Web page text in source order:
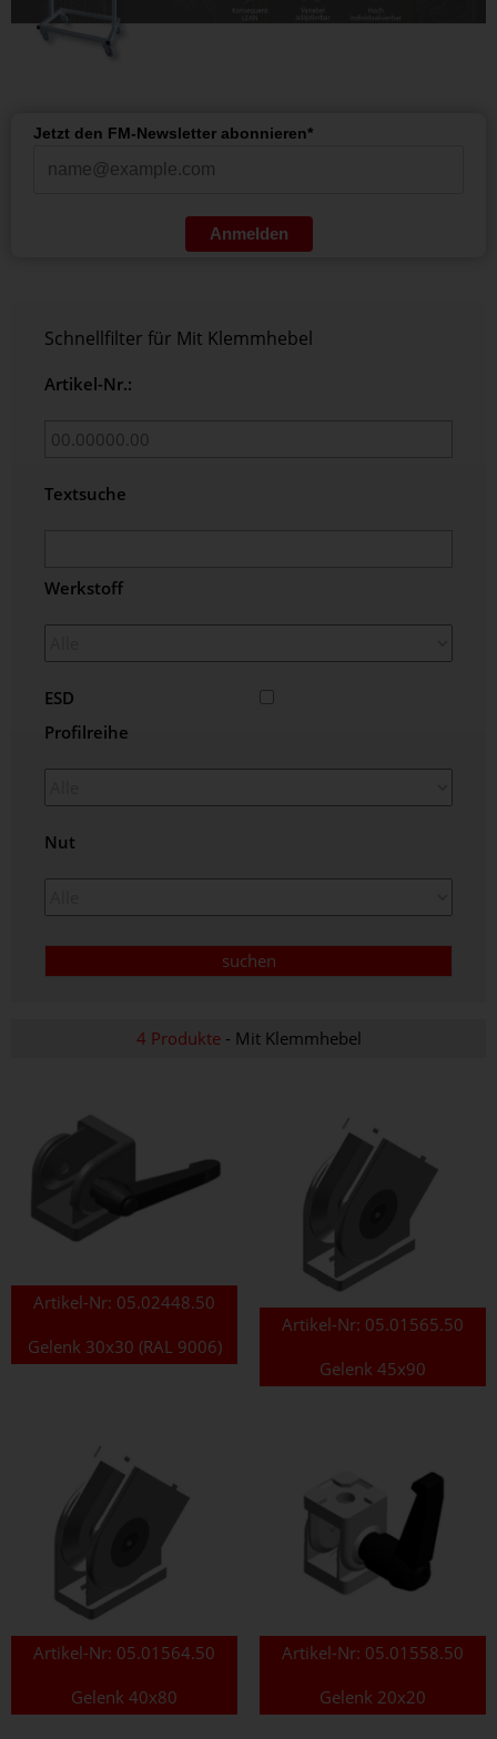
Jetzt den FM-Newsletter abonnieren*
Anmelden
Schnellfilter für Mit Klemmhebel
Artikel-Nr.:
Textsuche
Werkstoff
ESD
Profilreihe
Nut
4 Produkte- Mit Klemmhebel
Artikel-Nr: 05.02448.50
Gelenk 30x30 (RAL 9006)
Artikel-Nr: 05.01565.50
Gelenk 45x90
Artikel-Nr: 05.01564.50
Gelenk 40x80
Artikel-Nr: 05.01558.50
Gelenk 20x20